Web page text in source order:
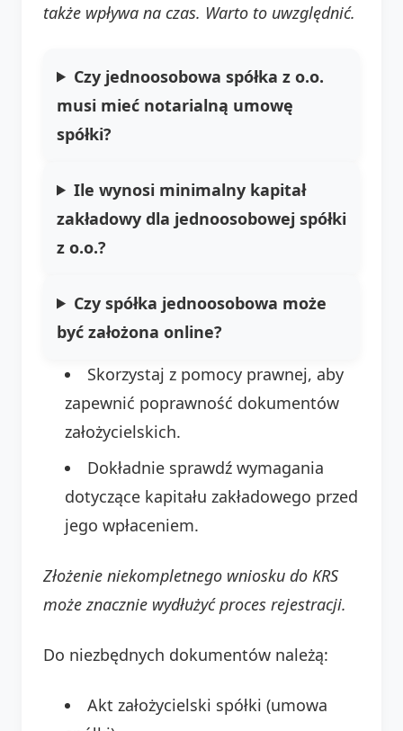
także wpływa na czas. Warto to uwzględnić.
Czy jednoosobowa spółka z o.o.
musi mieć notarialną umowę
spółki?
Ile wynosi minimalny kapitał
zakładowy dla jednoosobowej spółki
z o.o.?
Czy spółka jednoosobowa może
być założona online?
Skorzystaj z pomocy prawnej, aby
zapewnić poprawność dokumentów
założycielskich.
Dokładnie sprawdź wymagania
dotyczące kapitału zakładowego przed
jego wpłaceniem.
Złożenie niekompletnego wniosku do KRS
może znacznie wydłużyć proces rejestracji.
Do niezbędnych dokumentów należą:
Akt założycielski spółki (umowa